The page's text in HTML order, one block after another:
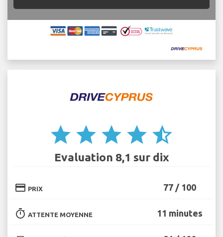
star star star star star_half
Evaluation 8,1 sur dix
credit_card PRIX 77 / 100
timer ATTENTE MOYENNE 11 minutes